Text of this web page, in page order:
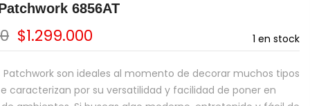
6856AT
1 en stock
$1.299.000
Patchwork son ideales al momento de decorar muchos tipos
caracterizan por su versatilidad y facilidad de poner en